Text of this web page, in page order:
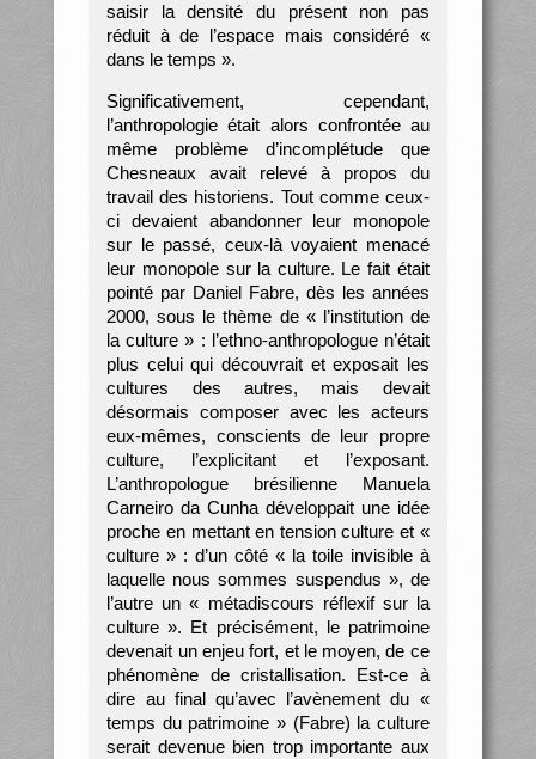
saisir la densité du présent non pas
réduit à de l’espace mais considéré «
dans le temps ».
Significativement, cependant,
l’anthropologie était alors confrontée au
même problème d’incomplétude que
Chesneaux avait relevé à propos du
travail des historiens. Tout comme ceux-
ci devaient abandonner leur monopole
sur le passé, ceux-là voyaient menacé
leur monopole sur la culture. Le fait était
pointé par Daniel Fabre, dès les années
2000, sous le thème de « l’institution de
la culture » : l’ethno-anthropologue n’était
plus celui qui découvrait et exposait les
cultures des autres, mais devait
désormais composer avec les acteurs
eux-mêmes, conscients de leur propre
culture, l’explicitant et l’exposant.
L’anthropologue brésilienne Manuela
Carneiro da Cunha développait une idée
proche en mettant en tension culture et «
culture » : d’un côté « la toile invisible à
laquelle nous sommes suspendus », de
l’autre un « métadiscours réflexif sur la
culture ». Et précisément, le patrimoine
devenait un enjeu fort, et le moyen, de ce
phénomène de cristallisation. Est-ce à
dire au final qu’avec l’avènement du «
temps du patrimoine » (Fabre) la culture
serait devenue bien trop importante aux